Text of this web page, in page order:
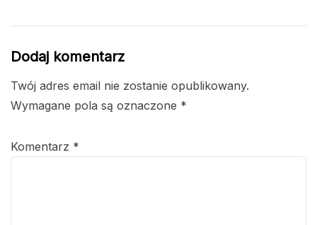
Dodaj komentarz
Twój adres email nie zostanie opublikowany.
Wymagane pola są oznaczone *
Komentarz *